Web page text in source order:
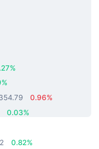
संपत्तियां
0.96%
0.03%
0.82%